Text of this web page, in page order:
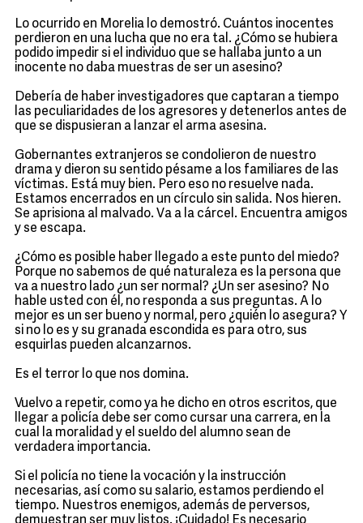
Lo ocurrido en Morelia lo demostró. Cuántos inocentes
perdieron en una lucha que no era tal. ¿Cómo se hubiera
podido impedir si el individuo que se hallaba junto a un
inocente no daba muestras de ser un asesino?
Debería de haber investigadores que captaran a tiempo
las peculiaridades de los agresores y detenerlos antes de
que se dispusieran a lanzar el arma asesina.
Gobernantes extranjeros se condolieron de nuestro
drama y dieron su sentido pésame a los familiares de las
víctimas. Está muy bien. Pero eso no resuelve nada.
Estamos encerrados en un círculo sin salida. Nos hieren.
Se aprisiona al malvado. Va a la cárcel. Encuentra amigos
y se escapa.
¿Cómo es posible haber llegado a este punto del miedo?
Porque no sabemos de qué naturaleza es la persona que
va a nuestro lado ¿un ser normal? ¿Un ser asesino? No
hable usted con él, no responda a sus preguntas. A lo
mejor es un ser bueno y normal, pero ¿quién lo asegura? Y
si no lo es y su granada escondida es para otro, sus
esquirlas pueden alcanzarnos.
Es el terror lo que nos domina.
Vuelvo a repetir, como ya he dicho en otros escritos, que
llegar a policía debe ser como cursar una carrera, en la
cual la moralidad y el sueldo del alumno sean de
verdadera importancia.
Si el policía no tiene la vocación y la instrucción
necesarias, así como su salario, estamos perdiendo el
tiempo. Nuestros enemigos, además de perversos,